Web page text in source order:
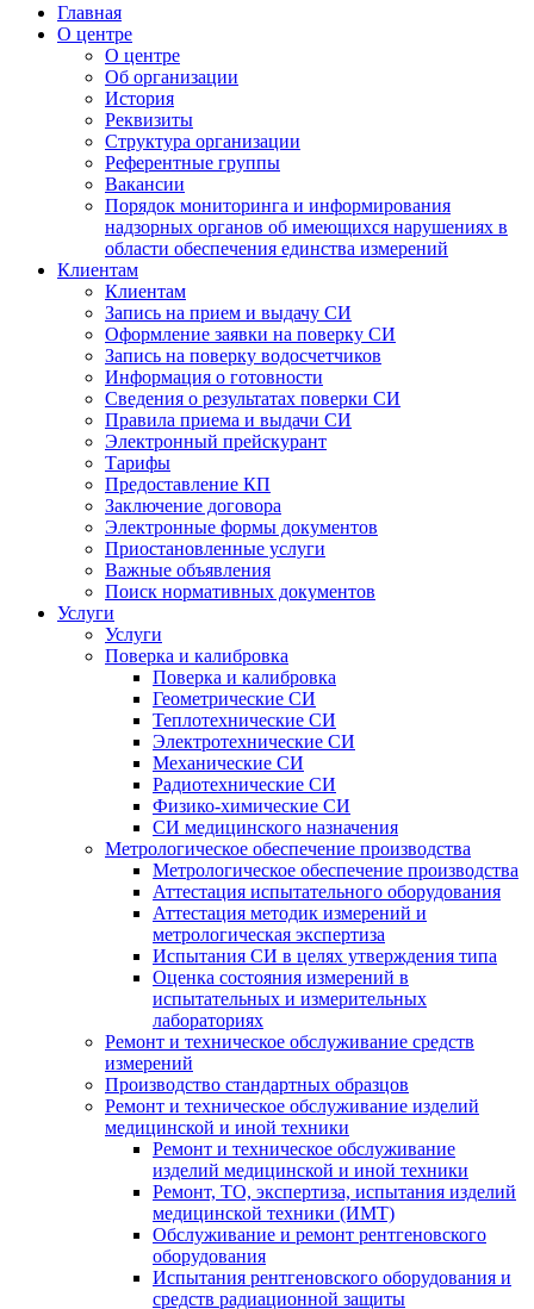
Главная
О центре
О центре
Об организации
История
Реквизиты
Структура организации
Референтные группы
Вакансии
Порядок мониторинга и информирования
надзорных органов об имеющихся нарушениях в
области обеспечения единства измерений
Клиентам
Клиентам
Запись на прием и выдачу СИ
Оформление заявки на поверку СИ
Запись на поверку водосчетчиков
Информация о готовности
Сведения о результатах поверки СИ
Правила приема и выдачи СИ
Электронный прейскурант
Тарифы
Предоставление КП
Заключение договора
Электронные формы документов
Приостановленные услуги
Важные объявления
Поиск нормативных документов
Услуги
Услуги
Поверка и калибровка
Поверка и калибровка
Геометрические СИ
Теплотехнические СИ
Электротехнические СИ
Механические СИ
Радиотехнические СИ
Физико-химические СИ
СИ медицинского назначения
Метрологическое обеспечение производства
Метрологическое обеспечение производства
Аттестация испытательного оборудования
Аттестация методик измерений и
метрологическая экспертиза
Испытания СИ в целях утверждения типа
Оценка состояния измерений в
испытательных и измерительных
лабораториях
Ремонт и техническое обслуживание средств
измерений
Производство стандартных образцов
Ремонт и техническое обслуживание изделий
медицинской и иной техники
Ремонт и техническое обслуживание
изделий медицинской и иной техники
Ремонт, ТО, экспертиза, испытания изделий
медицинской техники (ИМТ)
Обслуживание и ремонт рентгеновского
оборудования
Испытания рентгеновского оборудования и
средств радиационной защиты